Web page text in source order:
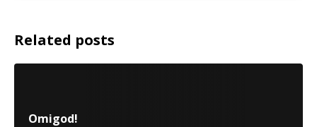
Related posts
Omigod!